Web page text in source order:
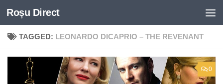
Skip to content
Roșu Direct
TAGGED: LEONARDO DICAPRIO – THE REVENANT
0